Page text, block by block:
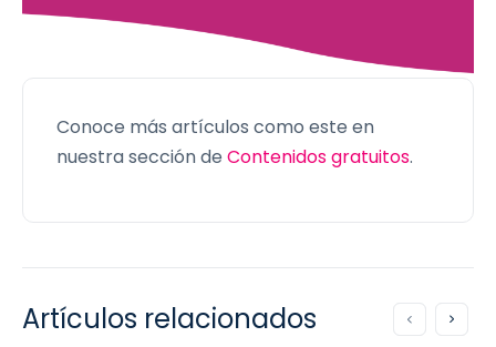
Conoce más artículos como este en
nuestra sección de Contenidos gratuitos.
Artículos relacionados